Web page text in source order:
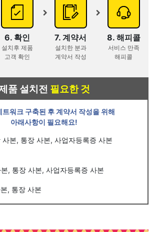
6. 확인
설치후 제품
고객 확인
7. 계약서
설치한 분과
계약서 작성
8. 해피콜
서비스 만족
해피콜
품 설치전 필요한 것
트워크 구축된 후 계약서 작성을 위해
아래사항이 필요해요!
사본, 통장 사본, 사업자등록증 사본
, 통장 사본, 사업자등록증 사본
, 통장 사본